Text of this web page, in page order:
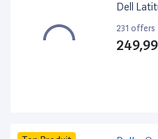
Dell
231 offers